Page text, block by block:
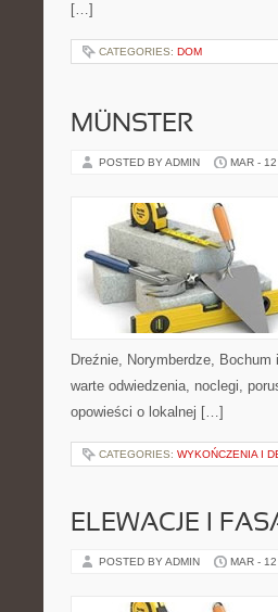
[…]
CATEGORIES: DOM
MÜNSTER
POSTED BY ADMIN MAR -
Dreźnie, Norymberdze,
warte odwiedzenia, noclegi,
opowieści o lokalnej […]
CATEGORIES: WYKOŃCZENIA I
ELEWACJE I
POSTED BY ADMIN MAR -